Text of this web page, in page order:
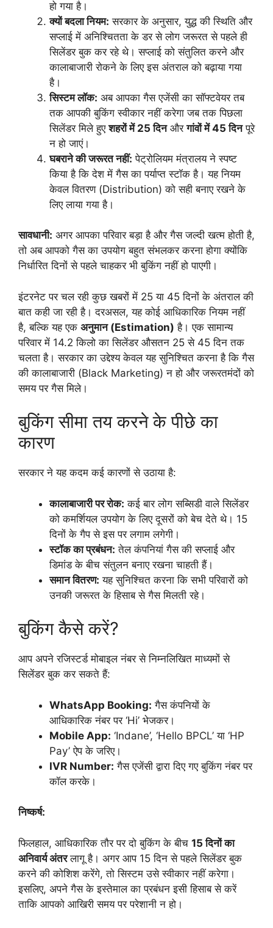
हो गया है।
क्यों बदला नियम: सरकार के अनुसार, युद्ध की स्थिति और
सप्लाई में अनिश्चितता के डर से लोग जरूरत से पहले ही
सिलेंडर बुक कर रहे थे। सप्लाई को संतुलित करने और
कालाबाजारी रोकने के लिए इस अंतराल को बढ़ाया गया
है।
सिस्टम लॉक: अब आपका गैस एजेंसी का सॉफ्टवेयर तब
तक आपकी बुकिंग स्वीकार नहीं करेगा जब तक पिछला
सिलेंडर मिले हुएशहरों में 25 दिनऔरगांवों में 45 दिनपूरे
न हो जाएं।
घबराने की जरूरत नहीं: पेट्रोलियम मंत्रालय ने स्पष्ट
किया है कि देश में गैस का पर्याप्त स्टॉक है। यह नियम
केवल वितरण (Distribution) को सही बनाए रखने के
लिए लाया गया है।
सावधानी: अगर आपका परिवार बड़ा है और गैस जल्दी खत्म होती है,
तो अब आपको गैस का उपयोग बहुत संभलकर करना होगा क्योंकि
निर्धारित दिनों से पहले चाहकर भी बुकिंग नहीं हो पाएगी।
​इंटरनेट पर चल रही कुछ खबरों में 25 या 45 दिनों के अंतराल की
बात कही जा रही है। दरअसल, यह कोई आधिकारिक नियम नहीं
है, बल्कि यह एक अनुमान (Estimation) है। एक सामान्य
परिवार में 14.2 किलो का सिलेंडर औसतन 25 से 45 दिन तक
चलता है। सरकार का उद्देश्य केवल यह सुनिश्चित करना है कि गैस
की कालाबाजारी (Black Marketing) न हो और जरूरतमंदों को
समय पर गैस मिले।
​बुकिंग सीमा तय करने के पीछे का
कारण
​सरकार ने यह कदम कई कारणों से उठाया है:
कालाबाजारी पर रोक: कई बार लोग सब्सिडी वाले सिलेंडर
को कमर्शियल उपयोग के लिए दूसरों को बेच देते थे। 15
दिनों के गैप से इस पर लगाम लगेगी।
स्टॉक का प्रबंधन: तेल कंपनियां गैस की सप्लाई और
डिमांड के बीच संतुलन बनाए रखना चाहती हैं।
समान वितरण: यह सुनिश्चित करना कि सभी परिवारों को
उनकी जरूरत के हिसाब से गैस मिलती रहे।
​बुकिंग कैसे करें?
​आप अपने रजिस्टर्ड मोबाइल नंबर से निम्नलिखित माध्यमों से
सिलेंडर बुक कर सकते हैं:
WhatsApp Booking: गैस कंपनियों के
आधिकारिक नंबर पर ‘Hi’ भेजकर।
Mobile App: ‘Indane’, ‘Hello BPCL’ या ‘HP
Pay’ ऐप के जरिए।
IVR Number: गैस एजेंसी द्वारा दिए गए बुकिंग नंबर पर
कॉल करके।
निष्कर्ष:
फिलहाल, आधिकारिक तौर पर दो बुकिंग के बीच 15 दिनों का
अनिवार्य अंतरलागू है। अगर आप 15 दिन से पहले सिलेंडर बुक
करने की कोशिश करेंगे, तो सिस्टम उसे स्वीकार नहीं करेगा।
इसलिए, अपने गैस के इस्तेमाल का प्रबंधन इसी हिसाब से करें
ताकि आपको आखिरी समय पर परेशानी न हो।